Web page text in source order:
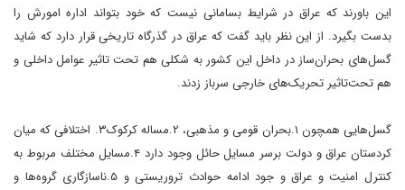
این باورند که عراق در شرایط بسامانی نیست که خود بتواند اداره امورش را
بدست بگیرد. از این نظر باید گفت که عراق در گذرگاه تاریخی قرار دارد که شاید
گسل‌های بحران‌ساز در داخل این کشور به شکلی هم تحت تاثیر عوامل داخلی و
هم تحت‌تاثیر تحریک‌های خارجی سرباز زدند.
گسل‌هایی همچون ۱.بحران قومی و مذهبی، ۲.مساله کرکوک۳. اختلافی که میان
کردستان عراق و دولت برسر مسایل حائل وجود دارد ۴.مسایل مختلف مربوط به
کنترل امنیت و عراق و جود ادامه حوادث تروریستی و ۵.ناسازگاری گرو‌ه‌ها و